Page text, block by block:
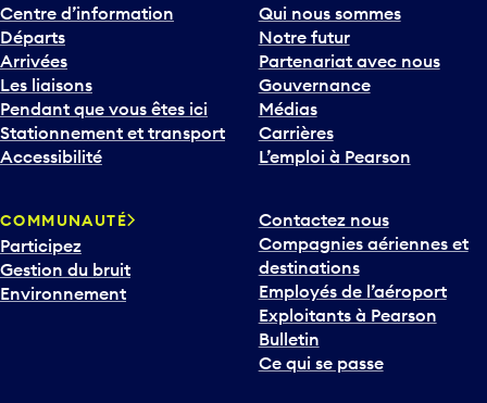
Centre d’information
Départs
Arrivées
Les liaisons
Pendant que vous êtes ici
Stationnement et transport
Accessibilité
Qui nous sommes
Notre futur
Partenariat avec nous
Gouvernance
Médias
Carrières
L’emploi à Pearson
COMMUNAUTÉ
Participez
Gestion du bruit
Environnement
Contactez nous
Compagnies aériennes et
destinations
Employés de l’aéroport
Exploitants à Pearson
Bulletin
Ce qui se passe